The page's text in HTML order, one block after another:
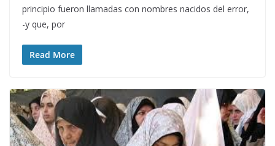
principio fueron llamadas con nombres nacidos del error,
-y que, por
Read More